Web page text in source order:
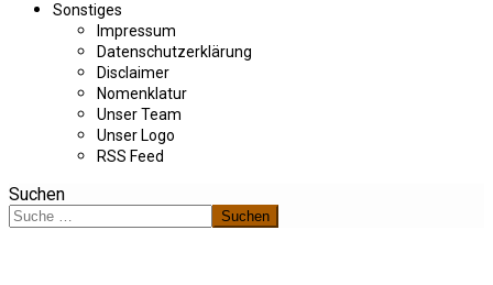
Sonstiges
Impressum
Datenschutzerklärung
Disclaimer
Nomenklatur
Unser Team
Unser Logo
RSS Feed
Suchen
Suchen